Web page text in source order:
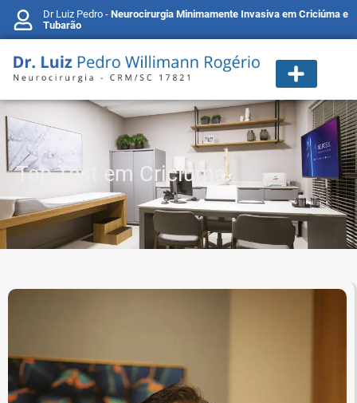
Dr Luiz Pedro - Neurocirurgia Minimamente Invasiva em Criciúma e
Tubarão
Tap Test em Criciúma